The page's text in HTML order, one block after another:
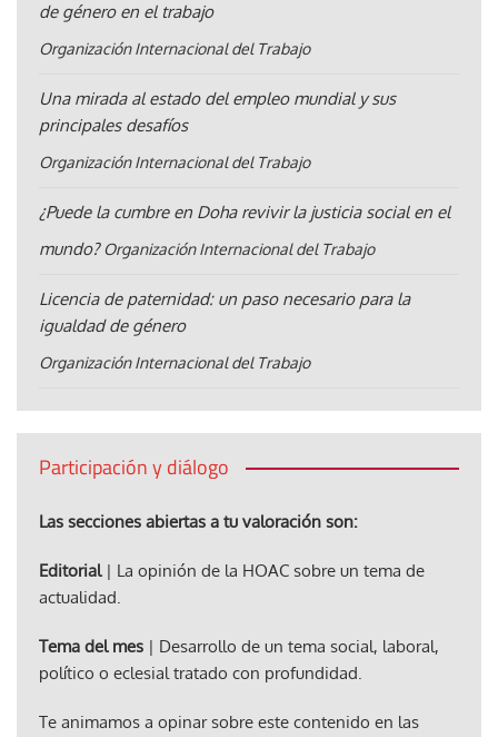
de género en el trabajo
Organización Internacional del Trabajo
Una mirada al estado del empleo mundial y sus
principales desafíos
Organización Internacional del Trabajo
¿Puede la cumbre en Doha revivir la justicia social en el
mundo? Organización Internacional del Trabajo
Licencia de paternidad: un paso necesario para la
igualdad de género
Organización Internacional del Trabajo
Participación y diálogo
Las secciones abiertas a tu valoración son:
Editorial| La opinión de la HOAC sobre un tema de
actualidad.
Tema del mes | Desarrollo de un tema social, laboral,
político o eclesial tratado con profundidad.
Te animamos a opinar sobre este contenido en las